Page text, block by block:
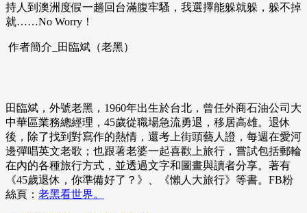
持人到澳洲度假一趟回台滿腹牢騷，我選擇能躲就躲，躲不掉
就……No Worry！
作者簡介_田臨斌（老黑）
田臨斌，外號老黑，1960年出生於台北，曾任外商石油公司大
中華區業務總經理，45歲從職場急流勇退，移居高雄。退休
後，除了找到對寫作的熱情，還考上街頭藝人證，每週在愛河
邊彈唱英文老歌；也跟著老婆一起喜歡上旅行，嘗試包括郵輪
在內的各種旅行方式，並透過文字和圖畫與讀者分享。著有
《45歲退休，你準備好了？》、《懶人大旅行》等書。FB粉
絲頁： 老黑看世界。